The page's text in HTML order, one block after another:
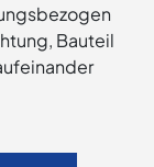
Bauteil